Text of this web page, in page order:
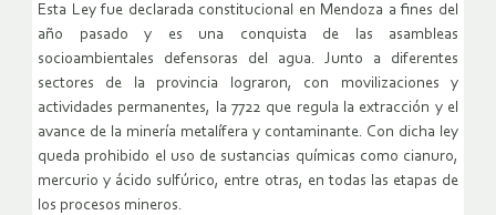
Esta Ley fue declarada constitucional en Mendoza a fines del
año pasado y es una conquista de las asambleas
socioambientales defensoras del agua. Junto a diferentes
sectores de la provincia lograron, con movilizaciones y
actividades permanentes, la 7722 que regula la extracción y el
avance de la minería metalífera y contaminante. Con dicha ley
queda prohibido el uso de sustancias químicas como cianuro,
mercurio y ácido sulfúrico, entre otras, en todas las etapas de
los procesos mineros.